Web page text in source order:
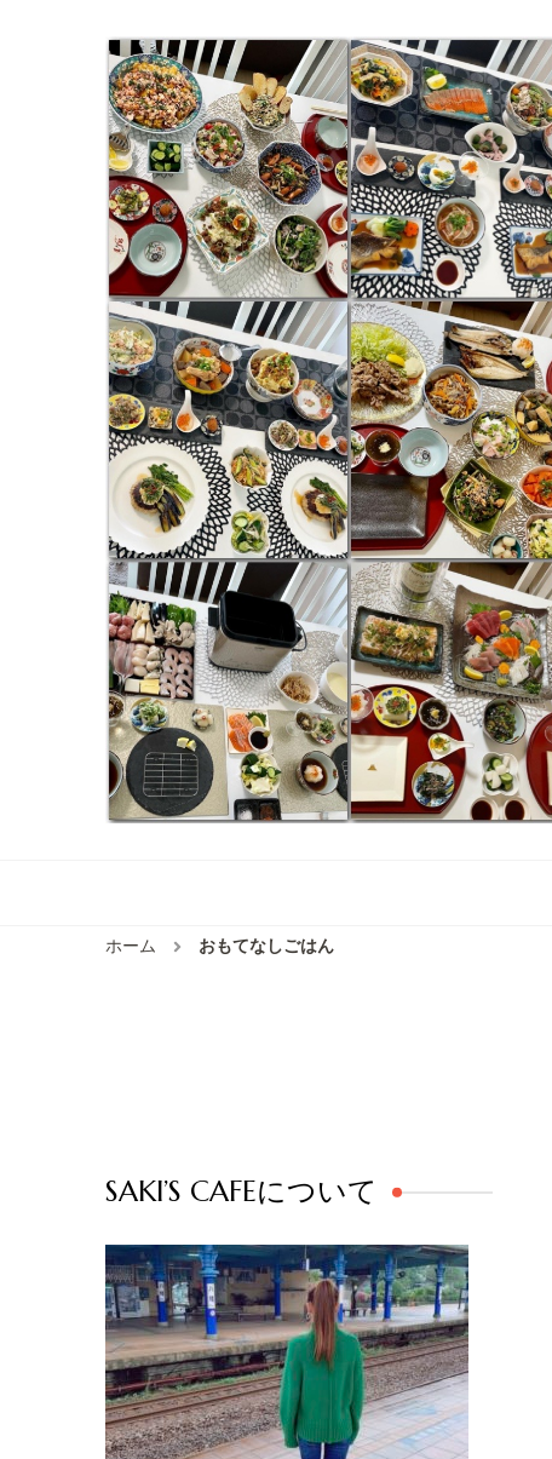
ホーム おもてなしごはん
SAKI’S CAFEについて